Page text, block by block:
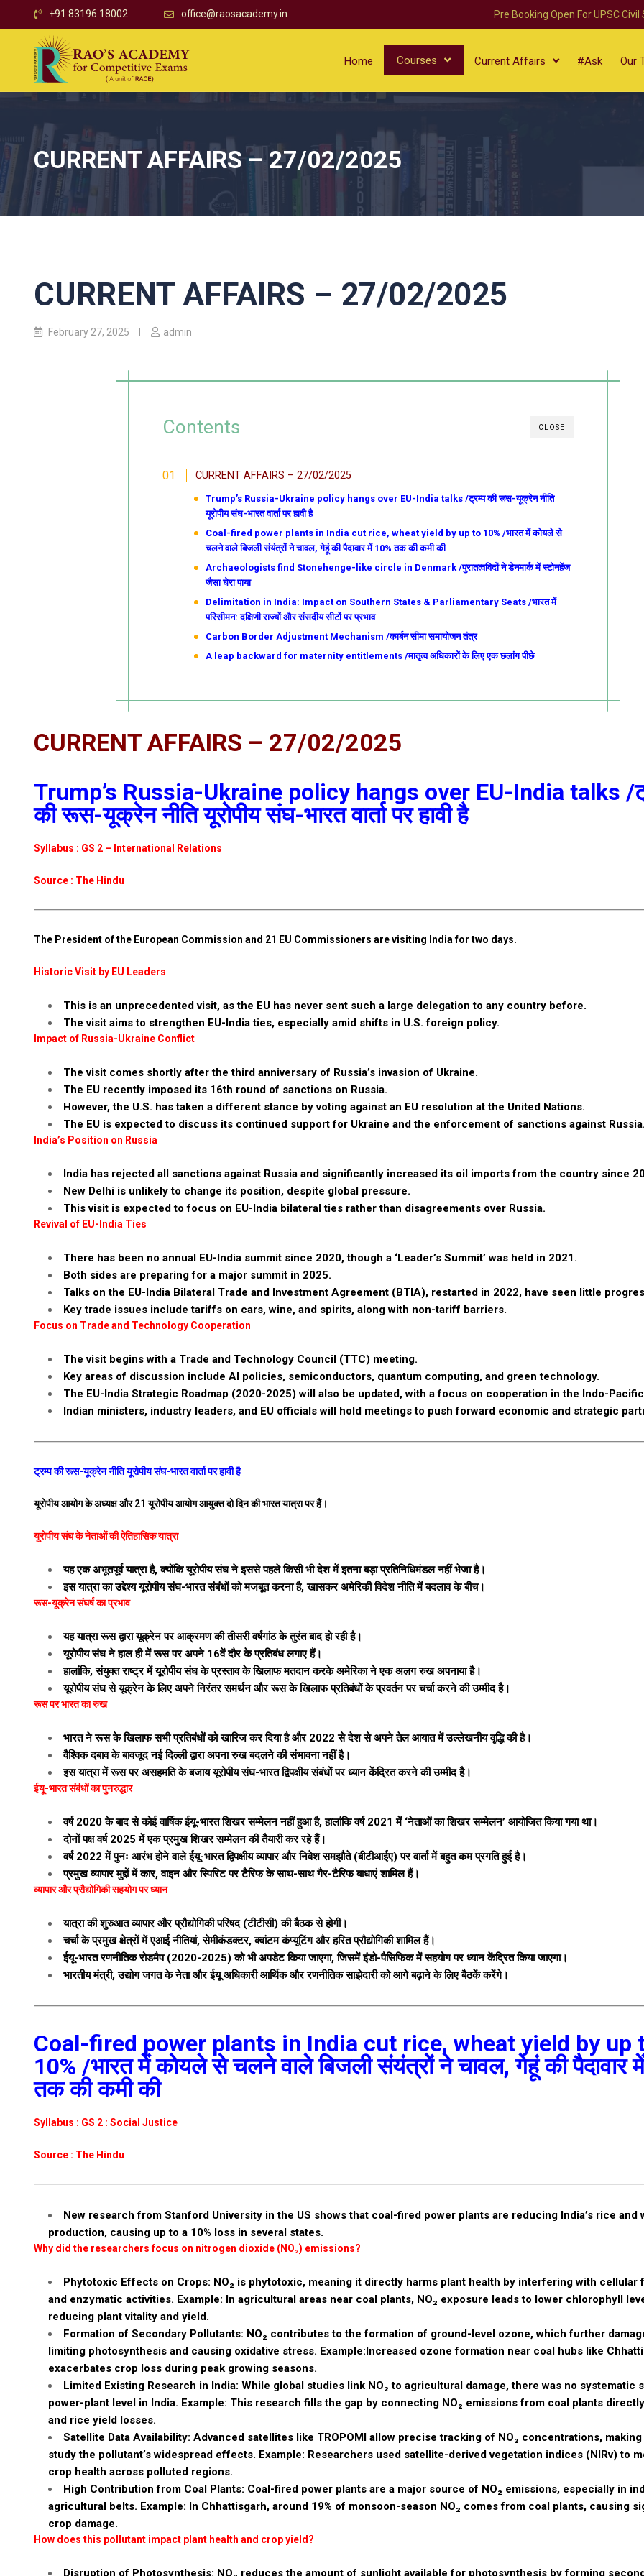
+91 83196 18002 office@raosacademy.in Pre Booking Open For UPSC
Home Courses Current Affairs #Ask Our
CURRENT AFFAIRS – 27/02/2025
CURRENT AFFAIRS – 27/02/2025
February 27, 2025 admin
CLOSE
Contents
CURRENT AFFAIRS – 27/02/2025
Trump’s Russia-Ukraine policy hangs over EU-India talks /ट्रम्प की रूस-यूक्रेन नीति
यूरोपीय संघ-भारत वार्ता पर हावी है
Coal-fired power plants in India cut rice, wheat yield by up to 10% /भारत में कोयले से
चलने वाले बिजली संयंत्रों ने चावल, गेहूं की पैदावार में 10% तक की कमी की
Archaeologists find Stonehenge-like circle in Denmark /पुरातत्वविदों ने डेनमार्क में स्टोनहेंज
जैसा घेरा पाया
Delimitation in India: Impact on Southern States & Parliamentary Seats /भारत में
परिसीमन: दक्षिणी राज्यों और संसदीय सीटों पर प्रभाव
Carbon Border Adjustment Mechanism /कार्बन सीमा समायोजन तंत्र
A leap backward for maternity entitlements /मातृत्व अधिकारों के लिए एक छलांग पीछे
CURRENT AFFAIRS – 27/02/2025
Trump’s Russia-Ukraine policy hangs over EU-India talks /
की रूस-यूक्रेन नीति यूरोपीय संघ-भारत वार्ता पर हावी है
Syllabus : GS 2 – International Relations
Source : The Hindu
The President of the European Commission and 21 EU Commissioners are visiting India for two days.
Historic Visit by EU Leaders
This is an unprecedented visit, as the EU has never sent such a large delegation to any country before.
The visit aims to strengthen EU-India ties, especially amid shifts in U.S. foreign policy.
Impact of Russia-Ukraine Conflict
The visit comes shortly after the third anniversary of Russia’s invasion of Ukraine.
The EU recently imposed its 16th round of sanctions on Russia.
However, the U.S. has taken a different stance by voting against an EU resolution at the United Nations.
The EU is expected to discuss its continued support for Ukraine and the enforcement of sanctions against
India’s Position on Russia
India has rejected all sanctions against Russia and significantly increased its oil imports from the country since
New Delhi is unlikely to change its position, despite global pressure.
This visit is expected to focus on EU-India bilateral ties rather than disagreements over Russia.
Revival of EU-India Ties
There has been no annual EU-India summit since 2020, though a ‘Leader’s Summit’ was held in 2021.
Both sides are preparing for a major summit in 2025.
Talks on the EU-India Bilateral Trade and Investment Agreement (BTIA), restarted in 2022, have seen little
Key trade issues include tariffs on cars, wine, and spirits, along with non-tariff barriers.
Focus on Trade and Technology Cooperation
The visit begins with a Trade and Technology Council (TTC) meeting.
Key areas of discussion include AI policies, semiconductors, quantum computing, and green technology.
The EU-India Strategic Roadmap (2020-2025) will also be updated, with a focus on cooperation in the Indo-
Indian ministers, industry leaders, and EU officials will hold meetings to push forward economic and strategic
ट्रम्प की रूस-यूक्रेन नीति यूरोपीय संघ-भारत वार्ता पर हावी है
यूरोपीय आयोग के अध्यक्ष और 21 यूरोपीय आयोग आयुक्त दो दिन की भारत यात्रा पर हैं।
यूरोपीय संघ के नेताओं की ऐतिहासिक यात्रा
यह एक अभूतपूर्व यात्रा है, क्योंकि यूरोपीय संघ ने इससे पहले किसी भी देश में इतना बड़ा प्रतिनिधिमंडल नहीं भेजा है।
इस यात्रा का उद्देश्य यूरोपीय संघ-भारत संबंधों को मजबूत करना है, खासकर अमेरिकी विदेश नीति में बदलाव के बीच।
रूस-यूक्रेन संघर्ष का प्रभाव
यह यात्रा रूस द्वारा यूक्रेन पर आक्रमण की तीसरी वर्षगांठ के तुरंत बाद हो रही है।
यूरोपीय संघ ने हाल ही में रूस पर अपने 16वें दौर के प्रतिबंध लगाए हैं।
हालांकि, संयुक्त राष्ट्र में यूरोपीय संघ के प्रस्ताव के खिलाफ मतदान करके अमेरिका ने एक अलग रुख अपनाया है।
यूरोपीय संघ से यूक्रेन के लिए अपने निरंतर समर्थन और रूस के खिलाफ प्रतिबंधों के प्रवर्तन पर चर्चा करने की उम्मीद है।
रूस पर भारत का रुख
भारत ने रूस के खिलाफ सभी प्रतिबंधों को खारिज कर दिया है और 2022 से देश से अपने तेल आयात में उल्लेखनीय वृद्धि की है।
वैश्विक दबाव के बावजूद नई दिल्ली द्वारा अपना रुख बदलने की संभावना नहीं है।
इस यात्रा में रूस पर असहमति के बजाय यूरोपीय संघ-भारत द्विपक्षीय संबंधों पर ध्यान केंद्रित करने की उम्मीद है।
ईयू-भारत संबंधों का पुनरुद्धार
वर्ष 2020 के बाद से कोई वार्षिक ईयू-भारत शिखर सम्मेलन नहीं हुआ है, हालांकि वर्ष 2021 में ‘नेताओं का शिखर सम्मेलन’ आयोजित किया गया था।
दोनों पक्ष वर्ष 2025 में एक प्रमुख शिखर सम्मेलन की तैयारी कर रहे हैं।
वर्ष 2022 में पुनः आरंभ होने वाले ईयू-भारत द्विपक्षीय व्यापार और निवेश समझौते (बीटीआईए) पर वार्ता में बहुत कम प्रगति हुई है।
प्रमुख व्यापार मुद्दों में कार, वाइन और स्पिरिट पर टैरिफ के साथ-साथ गैर-टैरिफ बाधाएं शामिल हैं।
व्यापार और प्रौद्योगिकी सहयोग पर ध्यान
यात्रा की शुरुआत व्यापार और प्रौद्योगिकी परिषद (टीटीसी) की बैठक से होगी।
चर्चा के प्रमुख क्षेत्रों में एआई नीतियां, सेमीकंडक्टर, क्वांटम कंप्यूटिंग और हरित प्रौद्योगिकी शामिल हैं।
ईयू-भारत रणनीतिक रोडमैप (2020-2025) को भी अपडेट किया जाएगा, जिसमें इंडो-पैसिफिक में सहयोग पर ध्यान केंद्रित किया जाएगा।
भारतीय मंत्री, उद्योग जगत के नेता और ईयू अधिकारी आर्थिक और रणनीतिक साझेदारी को आगे बढ़ाने के लिए बैठकें करेंगे।
Coal-fired power plants in India cut rice, wheat yield by up
10% /भारत में कोयले से चलने वाले बिजली संयंत्रों ने चावल, गेहूं की पैदावार
तक की कमी की
Syllabus : GS 2 : Social Justice
Source : The Hindu
New research from Stanford University in the US shows that coal-fired power plants are reducing India’s rice and
production, causing up to a 10% loss in several states.
Why did the researchers focus on nitrogen dioxide (NO₂) emissions?
Phytotoxic Effects on Crops: NO₂ is phytotoxic, meaning it directly harms plant health by interfering with cellular
and enzymatic activities. Example: In agricultural areas near coal plants, NO₂ exposure leads to lower chlorophyll
reducing plant vitality and yield.
Formation of Secondary Pollutants: NO₂ contributes to the formation of ground-level ozone, which further
limiting photosynthesis and causing oxidative stress. Example:Increased ozone formation near coal hubs like
exacerbates crop loss during peak growing seasons.
Limited Existing Research in India: While global studies link NO₂ to agricultural damage, there was no systematic
power-plant level in India. Example: This research fills the gap by connecting NO₂ emissions from coal plants
and rice yield losses.
Satellite Data Availability: Advanced satellites like TROPOMI allow precise tracking of NO₂ concentrations,
study the pollutant’s widespread effects. Example: Researchers used satellite-derived vegetation indices (NIRv) to
crop health across polluted regions.
High Contribution from Coal Plants: Coal-fired power plants are a major source of NO₂ emissions, especially in
agricultural belts. Example: In Chhattisgarh, around 19% of monsoon-season NO₂ comes from coal plants, causing
crop damage.
How does this pollutant impact plant health and crop yield?
Disruption of Photosynthesis: NO₂ reduces the amount of sunlight available for photosynthesis by forming